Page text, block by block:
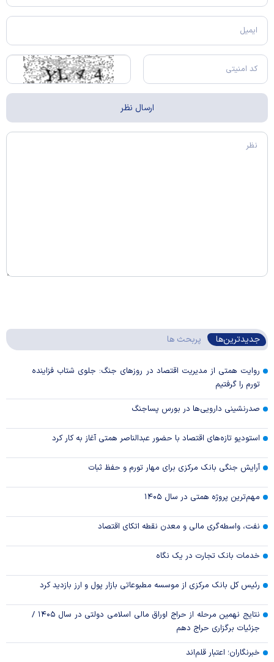
جدیدترین‌ها پربحث ها
روایت همتی از مدیریت اقتصاد در روزهای جنگ: جلوی شتاب فزاینده
تورم را گرفتیم
صدرنشینی دارویی‌ها در بورس پساجنگ
استودیو تازه‌های اقتصاد با حضور عبدالناصر همتی آغاز به کار کرد
آرایش جنگی بانک مرکزی برای مهار تورم و حفظ ثبات
مهم‌ترین پروژه همتی در سال ۱۴۰۵
نفت، واسطه‌گری مالی و معدن نقطه اتکای اقتصاد
خدمات بانک تجارت در یک نگاه
رئیس کل بانک مرکزی از موسسه مطبوعاتی بازار پول و ارز بازدید کرد
نتایج نهمین مرحله از حراج اوراق مالی اسلامی دولتی در سال ۱۴۰۵ /
جزئیات برگزاری حراج دهم
خبرنگاران؛ اعتبار قلم‌اند